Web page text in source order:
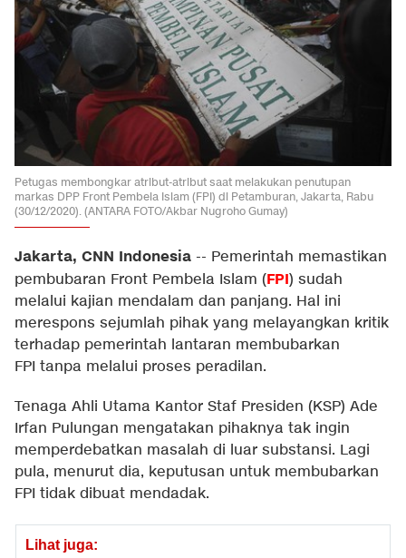
Petugas membongkar atribut-atribut saat melakukan penutupan
markas DPP Front Pembela Islam (FPI) di Petamburan, Jakarta, Rabu
(30/12/2020). (ANTARA FOTO/Akbar Nugroho Gumay)
Jakarta, CNN Indonesia -- Pemerintah memastikan
pembubaran Front Pembela Islam (FPI) sudah
melalui kajian mendalam dan panjang. Hal ini
merespons sejumlah pihak yang melayangkan kritik
terhadap pemerintah lantaran membubarkan
FPI tanpa melalui proses peradilan.
Tenaga Ahli Utama Kantor Staf Presiden (KSP) Ade
Irfan Pulungan mengatakan pihaknya tak ingin
memperdebatkan masalah di luar substansi. Lagi
pula, menurut dia, keputusan untuk membubarkan
FPI tidak dibuat mendadak.
Lihat juga: